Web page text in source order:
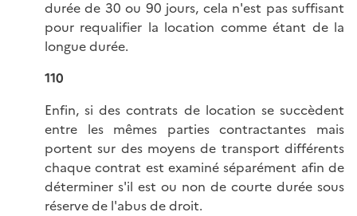
durée de 30 ou 90 jours, cela n'est pas suffisant
pour requalifier la location comme étant de la
longue durée.
110
Enfin, si des contrats de location se succèdent
entre les mêmes parties contractantes mais
portent sur des moyens de transport différents
chaque contrat est examiné séparément afin de
déterminer s'il est ou non de courte durée sous
réserve de l'abus de droit.